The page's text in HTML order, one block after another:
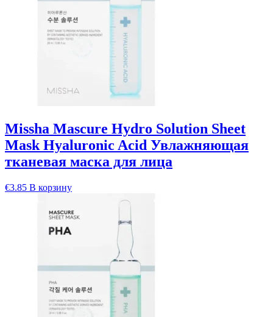
Missha Mascure Hydro Solution Sheet
Mask Hyaluronic Acid Увлажняющая
тканевая маска для лица
€3.85 В корзину